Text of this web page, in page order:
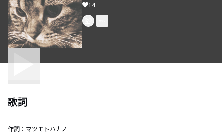
14
歌詞
作詞： マツモトハナノ